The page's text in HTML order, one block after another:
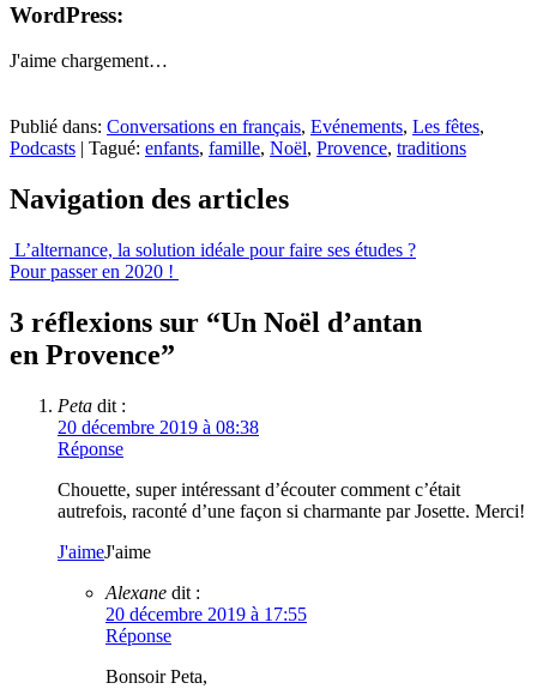
WordPress:
J'aime chargement…
Publié dans: Conversations en français, Evénements, Les fêtes,
Podcasts
Tagué: enfants, famille, Noël, Provence, traditions
Navigation des articles
L’alternance, la solution idéale pour faire ses études ?
Pour passer en 2020 !
3 réflexions sur “Un Noël d’antan
en Provence”
Peta dit :
20 décembre 2019 à 08:38
Réponse
Chouette, super intéressant d’écouter comment c’était
autrefois, raconté d’une façon si charmante par Josette. Merci!
J'aimeJ'aime
Alexane dit :
20 décembre 2019 à 17:55
Réponse
Bonsoir Peta,